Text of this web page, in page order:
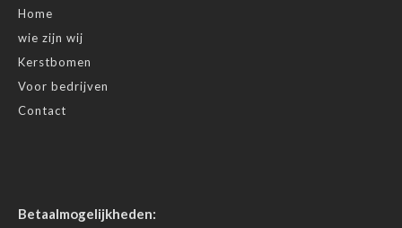
Home
wie zijn wij
Kerstbomen
Voor bedrijven
Contact
Betaalmogelijkheden: